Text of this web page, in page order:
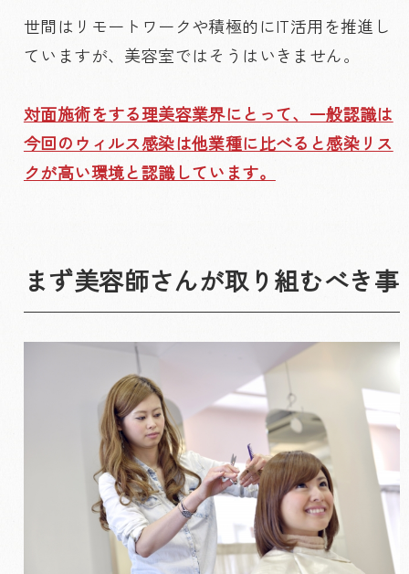
世間はリモートワークや積極的にIT活用を推進し
ていますが、美容室ではそうはいきません。
対面施術をする理美容業界にとって、一般認識は
今回のウィルス感染は他業種に比べると感染リス
クが高い環境と認識しています。
まず美容師さんが取り組むべき事